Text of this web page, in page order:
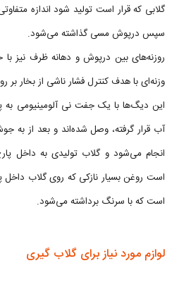
گلابی که قرار است تولید شود اندازه
سپس درپوش مسی گذاشته می‌شود.
روزنه‌های بین درپوش و دهانه ظرف نیز با
وزنه‌ای با هدف کنترل فشار ناشی از بخار
این دیگ‌ها با یک جفت نی آلومینیومی به
آب قرار گرفته، وصل شده‌اند و بعد از
انجام می‌شود و گلاب تولیدی به داخل
است روغن بسیار نازکی که روی گلاب
است که با سرنگ برداشته می‌شود.
لوازم مورد نیاز برای گلاب گیری